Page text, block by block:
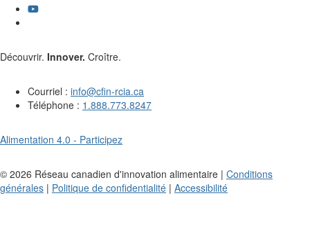
Découvrir. Innover. Croître.
Courriel : info@cfin-rcia.ca
Téléphone : 1.888.773.8247
Alimentation 4.0 - Participez
© 2026 Réseau canadien d'innovation alimentaire | Conditions
générales | Politique de confidentialité | Accessibilité